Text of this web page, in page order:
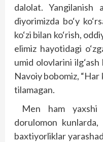
dalolat. Yangilanish
diyorimizda bo‘y
ko‘zi bilan ko‘rish,
elimiz hayotidagi
umid olovlarini
Navoiy bobomiz, “Har
tilamagan.
Men ham yaxshi
dorulomon
baxtiyorliklar